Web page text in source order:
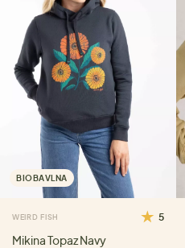
BIOBAVLNA
WEIRD FISH 5
Mikina Topaz Navy